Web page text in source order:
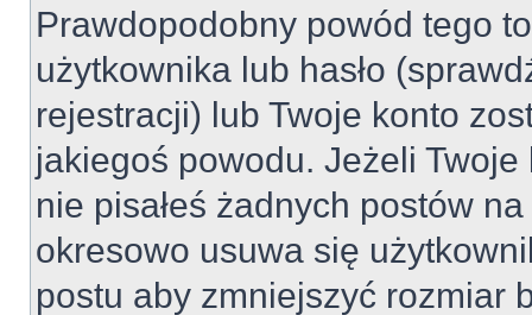
Prawdopodobny powód tego
użytkownika lub hasło
rejestracji) lub Twoje konto
jakiegoś powodu. Jeżeli
nie pisałeś żadnych postów
okresowo usuwa się
postu aby zmniejszyć rozmiar